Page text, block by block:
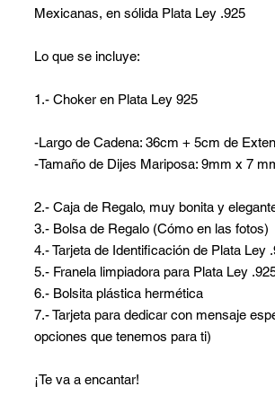
Mexicanas, en sólida Plata Ley .925
Lo que se incluye:
1.- Choker en Plata Ley 925
-Largo de Cadena: 36cm + 5cm de
-Tamaño de Dijes Mariposa: 9mm x 7
2.- Caja de Regalo, muy bonita y
3.- Bolsa de Regalo (Cómo en las fotos)
4.- Tarjeta de Identificación de Plata Ley
5.- Franela limpiadora para Plata Ley
6.- Bolsita plástica hermética
7.- Tarjeta para dedicar con mensaje
opciones que tenemos para ti)
¡Te va a encantar!